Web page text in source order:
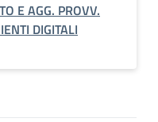
E AGG. PROVV.
DIGITALI